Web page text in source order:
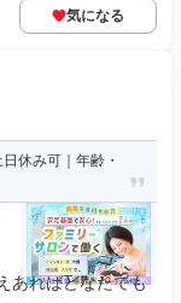
気になる
休み可｜年齢・
あればどなたでも